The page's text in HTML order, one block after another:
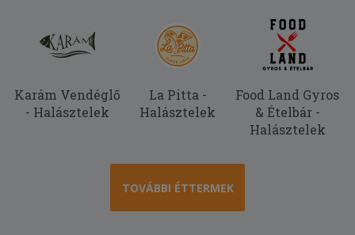
Karám Vendéglő
- Halásztelek
La Pitta -
Halásztelek
Food Land Gyros
& Ételbár -
Halásztelek
TOVÁBBI ÉTTERMEK